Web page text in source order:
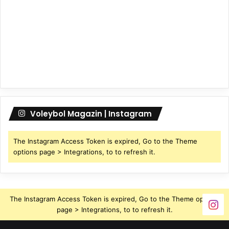
Voleybol Magazin | Instagram
The Instagram Access Token is expired, Go to the Theme
options page > Integrations, to to refresh it.
The Instagram Access Token is expired, Go to the Theme options
page > Integrations, to to refresh it.